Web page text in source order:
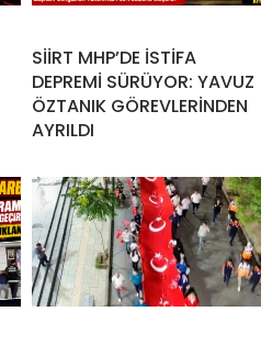
SİİRT MHP’DE İSTİFA
DEPREMİ SÜRÜYOR: YAVUZ
ÖZTANIK GÖREVLERİNDEN
AYRILDI